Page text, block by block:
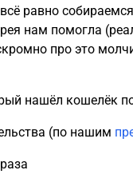
равно собираемся
нам помогла
про это
нашёл кошелёк
(по нашим